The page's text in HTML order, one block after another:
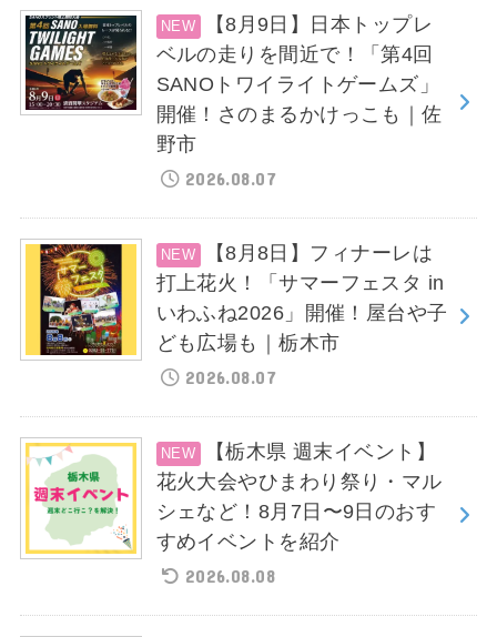
【8月9日】日本トップレ
ベルの走りを間近で！「第4回
SANOトワイライトゲームズ」
開催！さのまるかけっこも｜佐
野市
2026.08.07
【8月8日】フィナーレは
打上花火！「サマーフェスタ in
いわふね2026」開催！屋台や子
ども広場も｜栃木市
2026.08.07
【栃木県 週末イベント】
花火大会やひまわり祭り・マル
シェなど！8月7日〜9日のおす
すめイベントを紹介
2026.08.08